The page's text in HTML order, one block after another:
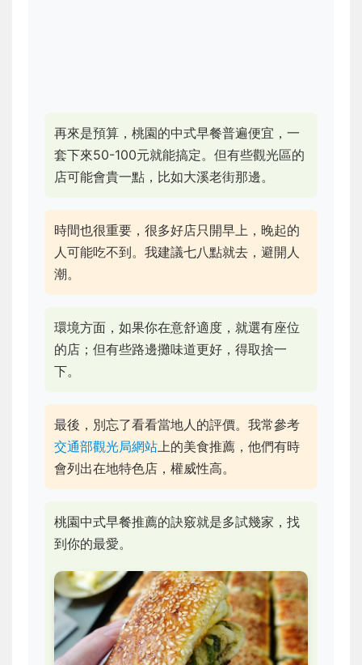
再來是預算，桃園的中式早餐普遍便宜，一
套下來50-100元就能搞定。但有些觀光區的
店可能會貴一點，比如大溪老街那邊。
時間也很重要，很多好店只開早上，晚起的
人可能吃不到。我建議七八點就去，避開人
潮。
環境方面，如果你在意舒適度，就選有座位
的店；但有些路邊攤味道更好，得取捨一
下。
最後，別忘了看看當地人的評價。我常參考
交通部觀光局網站 上的美食推薦，他們有時
會列出在地特色店，權威性高。
桃園中式早餐推薦的訣竅就是多試幾家，找
到你的最愛。